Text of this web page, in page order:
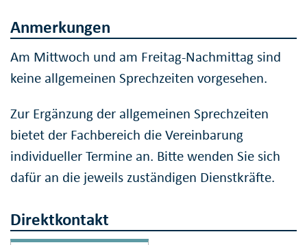
Anmerkungen
Am Mittwoch und am Freitag-Nachmittag sind
keine allgemeinen Sprechzeiten vorgesehen.
Zur Ergänzung der allgemeinen Sprechzeiten
bietet der Fachbereich die Vereinbarung
individueller Termine an. Bitte wenden Sie sich
dafür an die jeweils zuständigen Dienstkräfte.
Direktkontakt